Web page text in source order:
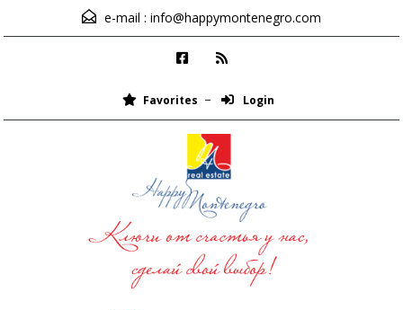
e-mail : info@happymontenegro.com
Favorites Login